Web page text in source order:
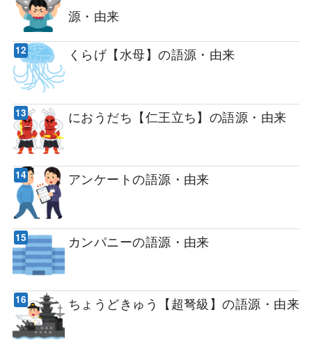
源・由来
くらげ【水母】の語源・由来
におうだち【仁王立ち】の語源・由来
アンケートの語源・由来
カンパニーの語源・由来
ちょうどきゅう【超弩級】の語源・由来